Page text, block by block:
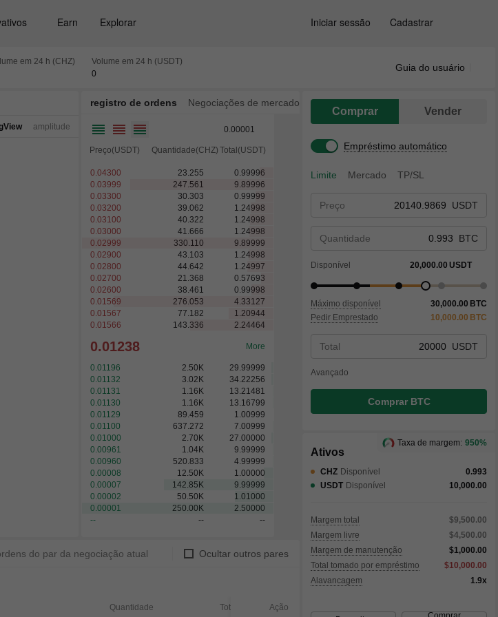
Earn Explorar Iniciar sessão Cadastrar
em 24 h (CHZ)
Volume em 24 h (USDT)
0
Guia do usuário
amplitude
registro de ordens Negociações de mercado
0.00001
Preço(USDT) Quantidade(CHZ) Total(USDT)
0.04300 23.255
0.99996
0.03999
247.561
9.89996
0.03300
30.303
0.99999
0.03200
39.062
1.24998
0.03100
40.322
1.24998
0.03000
41.666
1.24998
0.02999
330.110
9.89999
0.02900
43.103
1.24998
0.02800
44.642
1.24997
0.02700
21.368
0.57693
0.02600
38.461
0.99998
0.01569
276.053
4.33127
0.01567
77.182
1.20944
0.01566
143.336 2.24464
0.01238 More
0.01196 2.50 K
29.99999
0.01132
3.02 K
34.22256
0.01131
1.16 K
13.21481
0.01130
1.16 K
13.16799
0.01129
89.459
1.00999
0.01100
637.272
7.00999
0.01000
2.70 K
27.00000
0.00961
1.04 K
9.99999
0.00960
520.833
4.99999
0.00008
12.50 K
1.00000
0.00007
142.85 K
9.99999
0.00002
50.50 K
1.01000
0.00001
250.00 K
2.50000
--
-- --
do par da negociação atual Ocultar outros pares
Quantidade Total Ação
Comprar Vender
Empréstimo automático
Limite Mercado TP/SL
Preço USDT
Quantidade BTC
Disponível 20,000.00 USDT
Máximo disponível 30,000.00 BTC
Pedir Emprestado
10,000.00 BTC
Total USDT
Avançado
Comprar BTC
Ativos
CHZ Disponível
0.993
USDT Disponível 10,000.00
Margem total
$9,500.00
Margem livre
$4,500.00
Margem de manutenção
$1,000.00
Total tomado por empréstimo
$10,000.00
Alavancagem
1.9x
Taxa de margem: 950%